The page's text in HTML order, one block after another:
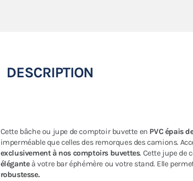
DESCRIPTION
Cette bâche ou jupe de comptoir buvette en PVC épais
imperméable que celles des remorques des camions.
exclusivement à nos comptoirs buvettes. Cette jupe de
éléganteà votre bar éphémère ou votre stand. Elle
robustesse.